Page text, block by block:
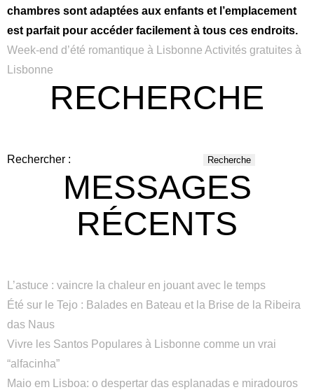
chambres sont adaptées aux enfants et l’emplacement
est parfait pour accéder facilement à tous ces endroits.
Week-end d’été romantique à Lisbonne Activités gratuites à
Lisbonne
RECHERCHE
Rechercher :
MESSAGES
RÉCENTS
L’astuce : vaincre la chaleur en jouant avec le temps
Été sur le Tejo : Balades en Bateau et la Brise de la Ribeira
das Naus
Vivre les Santos Populares à Lisbonne comme un vrai
“alfacinha”
Maio em Lisboa: o despertar das esplanadas e miradouros